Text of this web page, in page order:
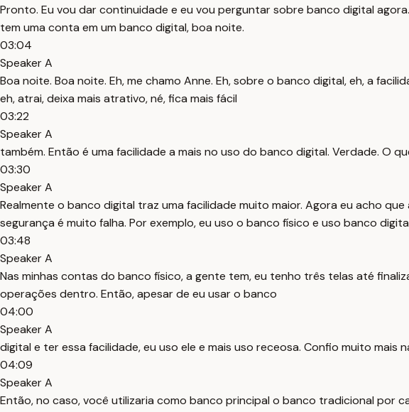
Pronto. Eu vou dar continuidade e eu vou perguntar sobre banco digital
tem uma conta em um banco digital, boa noite.
03:04
Speaker A
Boa noite. Boa noite. Eh, me chamo Anne. Eh, sobre o banco digital, eh, a
eh, atrai, deixa mais atrativo, né, fica mais fácil
03:22
Speaker A
também. Então é uma facilidade a mais no uso do banco digital. Verdade. O
03:30
Speaker A
Realmente o banco digital traz uma facilidade muito maior. Agora eu acho
segurança é muito falha. Por exemplo, eu uso o banco físico e uso banco
03:48
Speaker A
Nas minhas contas do banco físico, a gente tem, eu tenho três telas até
operações dentro. Então, apesar de eu usar o banco
04:00
Speaker A
digital e ter essa facilidade, eu uso ele e mais uso receosa. Confio muito
04:09
Speaker A
Então, no caso, você utilizaria como banco principal o banco tradicional por